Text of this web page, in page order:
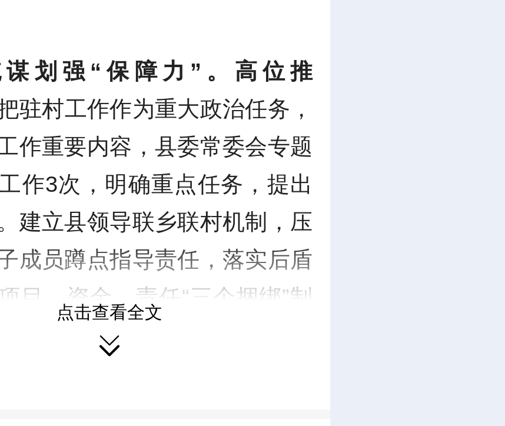
谋划强“保障力”。高位推
驻村工作作为重大政治任务，
作重要内容，县委常委会专题
作3次，明确重点任务，提出
建立县领导联乡联村机制，压
成员蹲点指导责任，落实后盾
目、资金、责任“三个捆绑”制
大帮扶合力。科学精准“选”。
点击查看全文
